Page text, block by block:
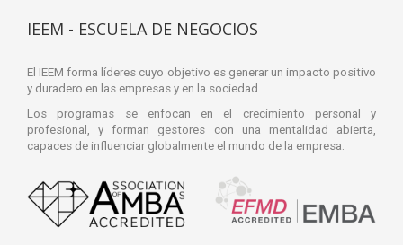
IEEM - ESCUELA DE NEGOCIOS
El IEEM forma líderes cuyo objetivo es generar un impacto positivo
y duradero en las empresas y en la sociedad.
Los programas se enfocan en el crecimiento personal y
profesional, y forman gestores con una mentalidad abierta,
capaces de influenciar globalmente el mundo de la empresa.